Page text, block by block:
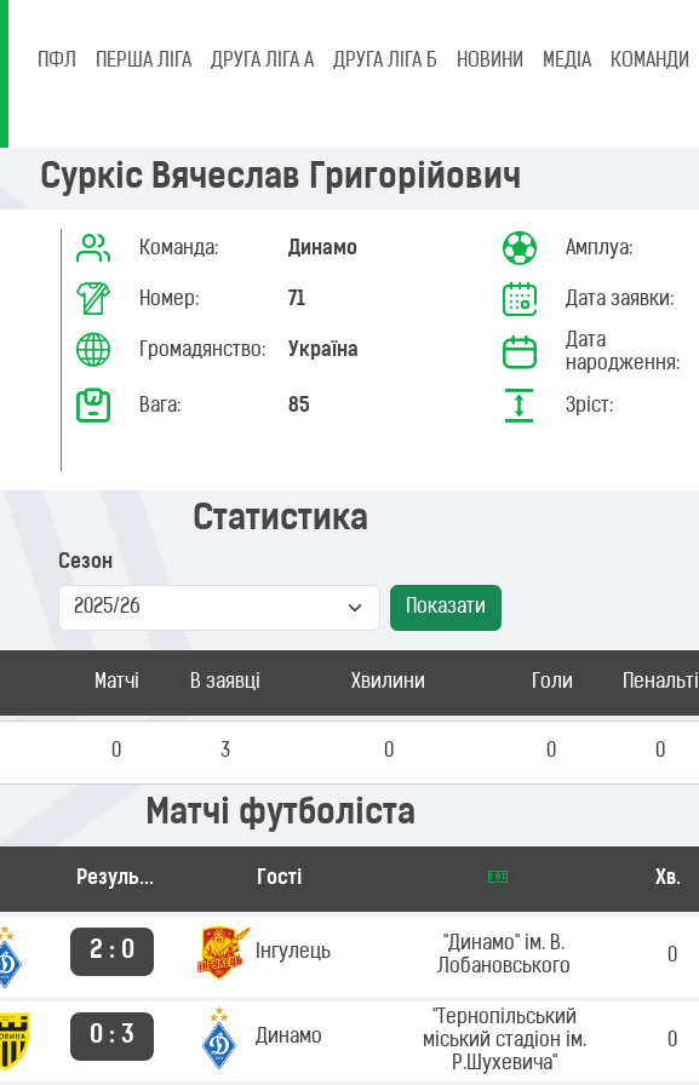
ПФЛ ПЕРША ЛІГА ДРУГА ЛІГА А ДРУГА ЛІГА Б НОВИНИ МЕДІА КОМАНДИ
Суркіс Вячеслав Григорійович
Команда: Динамо Амплуа:
Номер: 71 Дата заявки:
Громадянство: Україна
Дата
народження:
Вага: 85 Зріст:
Статистика
Сезон
Показати
Матчі В заявці Хвилини Голи Пенальті
0 3 0 0 0
Матчі футболіста
Результат Гості Хв.
2 : 0 Інгулець
"Динамо" ім. В.
Лобановського
0
0 : 3 Динамо
"Тернопільський
міський стадіон ім.
Р.Шухевича"
0